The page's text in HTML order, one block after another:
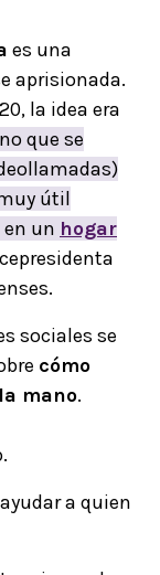
es una
aprisionada.
la idea era
que se
útil
un hogar
sociales se
cómo
mano.
a quien